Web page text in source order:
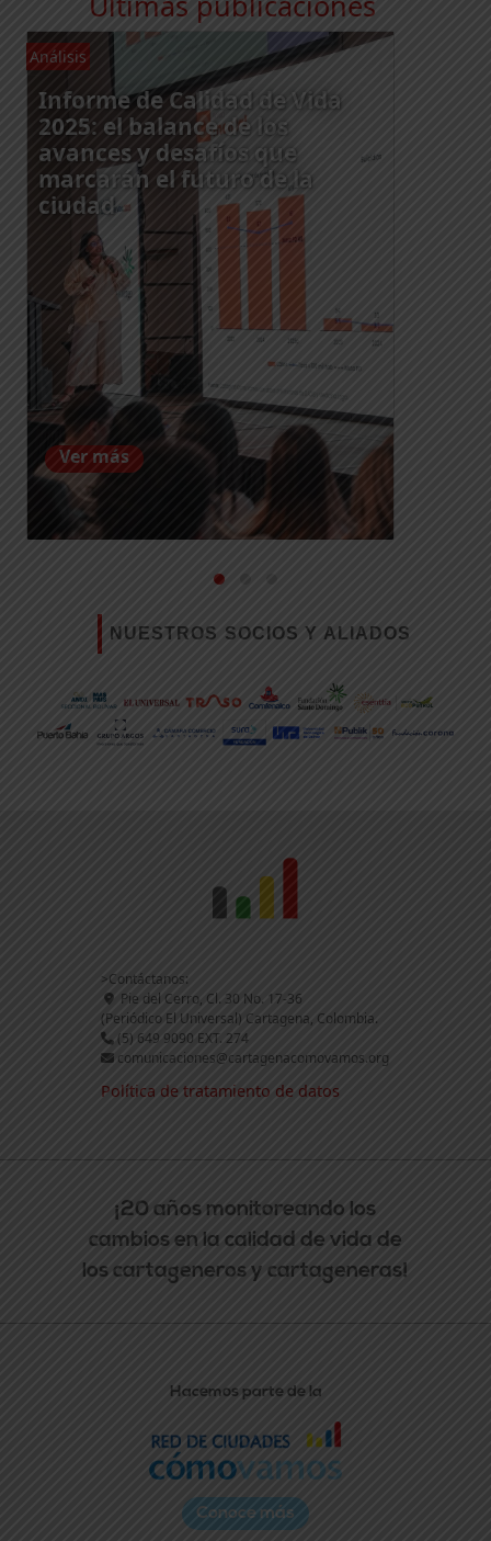
Análisis
Informe de Calidad de Vida
2025: el balance de los
avances y desafíos que
marcarán el futuro de la
ciudad
Ver más
NUESTROS SOCIOS Y ALIADOS
>Contáctanos:
Pie del Cerro, Cl. 30 No. 17-36
(Periódico El Universal) Cartagena, Colombia.
(5) 649 9090 EXT. 274
comunicaciones@cartagenacomovamos.org
Política de tratamiento de datos
¡20 años monitoreando los
cambios en la calidad de vida de
los cartageneros y cartageneras!
Hacemos parte de la
Conoce más